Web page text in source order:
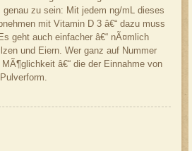
zu sein: Mit jedem ng/mL dieses
mit Vitamin D 3 â€“ dazu muss
geht auch einfacher â€“ nÃ¤mlich
und Eiern. Wer ganz auf Nummer
â€“ die der Einnahme von